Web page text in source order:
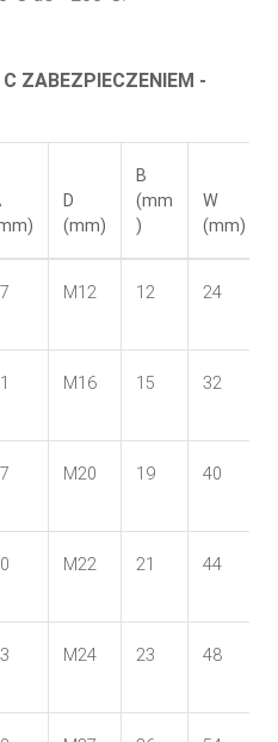
ZABEZPIECZENIEM -
D
(mm)
B
(mm
)
W
(mm)
M12 12 24
M16 15 32
M20 19 40
M22 21 44
M24 23 48